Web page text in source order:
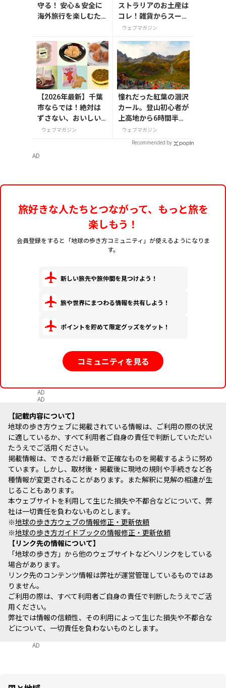
守る！ 安心＆安全に
海外旅行を楽しむた
ストラリアのお土産は
コレ！雑貨からスーパ
ーでも買えるグルメま
ウェブマガジン
【2026年最新】千葉
市ならでは！絶対は
ずさない、おいしい
お土産10選
ウェブマガジン
憧れだった紅葉の涸沢
カール。登山初心者が
上高地から6時間半の
登山でたどり着いた美
しき紅葉と穂高連峰
ウェブマガジン
Recommended by
AD
旅好きな人たちとつながって、もっと旅を
楽しもう！
会員登録をすると「地球の歩き方コミュニティ」が使えるようになりま
す。
新しい旅先や旅仲間を見つけよう！
旅や世界にまつわる情報を共有しよう！
ポイントを貯めて限定グッズをゲット！
コミュニティを見る
AD
AD
記載内容について
地球の歩き方ウェブに掲載されている情報は、ご利用の際の状況
に適しているか、すべて利用者ご自身の責任で判断していただい
たうえでご活用ください。
掲載情報は、できるだけ最新で正確なものを掲載するように努め
ています。しかし、取材後・掲載後に現地の規則や手続きなど各
種情報が変更されることがあります。また解釈に見解の相違が生
じることもあります。
本ウェブサイトを利用して生じた損失や不都合などについて、弊
社は一切責任を負わないものとします。
※地球の歩き方ウェブの情報修正・更新依頼
※地球の歩き方ガイドブックの情報修正・更新依頼
リンク先の情報について
「地球の歩き方」から他のウェブサイトなどへリンクをしている
場合があります。
リンク先のコンテンツ情報は弊社が運営管理しているものではあ
りません。
ご利用の際は、すべて利用者ご自身の責任で判断したうえでご活
用ください。
弊社では情報の信頼性、その利用によって生じた損失や不都合な
どについて、一切責任を負わないものとします。
AD